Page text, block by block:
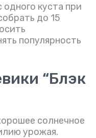
куста при
до 15
популярность
“Блэк
солнечное
урожая.